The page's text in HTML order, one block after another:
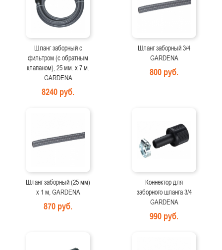
Шланг заборный с
фильтром (с обратным
клапаном), 25 мм. х 7 м.
GARDENA
8240 руб.
Шланг заборный 3/4
GARDENA
800 руб.
Шланг заборный (25 мм)
х 1 м, GARDENA
870 руб.
Коннектор для
заборного шланга 3/4
GARDENA
990 руб.